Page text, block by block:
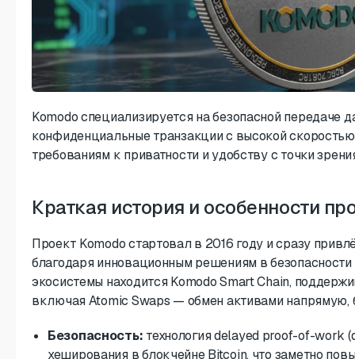
Komodo специализируется на безопасной передаче
конфиденциальные транзакции с высокой
требованиям к приватности и удобству с точки
Краткая история и особенности
Проект Komodo стартовал в 2016 году и сразу
благодаря инновационным решениям в
экосистемы находится Komodo Smart Chain,
включая Atomic Swaps — обмен активами напрямую,
Безопасность: технологияdelayed proof-of-work
хеширования в блокчейне Bitcoin, что заметно